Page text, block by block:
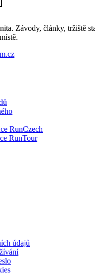
Závody, články, tržiště
RunCzech
RunTour
údajů